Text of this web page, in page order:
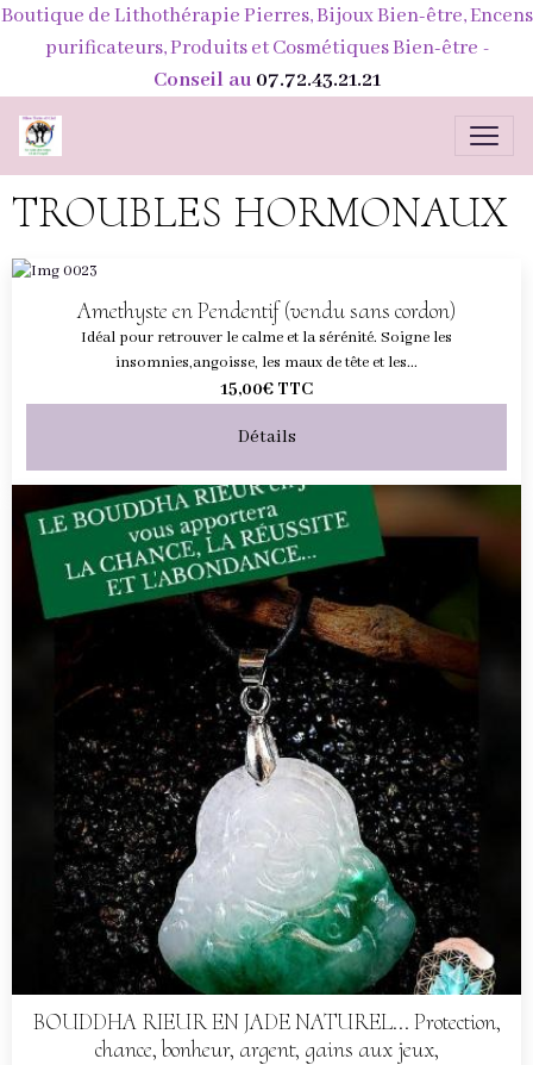
Boutique de Lithothérapie Pierres, Bijoux Bien-être, Encens
purificateurs, Produits et Cosmétiques Bien-être -
Conseil au 07.72.43.21.21
TROUBLES HORMONAUX
Amethyste en Pendentif (vendu sans cordon)
Idéal pour retrouver le calme et la sérénité. Soigne les
insomnies,angoisse, les maux de tête et les...
15,00€ TTC
Détails
BOUDDHA RIEUR EN JADE NATUREL... Protection,
chance, bonheur, argent, gains aux jeux,